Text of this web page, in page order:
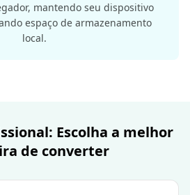
mantendo seu dispositivo
espaço de armazenamento
local.
Escolha a melhor
de converter